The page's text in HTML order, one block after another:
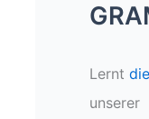
Lernt
unserer